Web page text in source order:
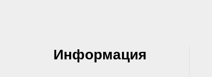
Информация